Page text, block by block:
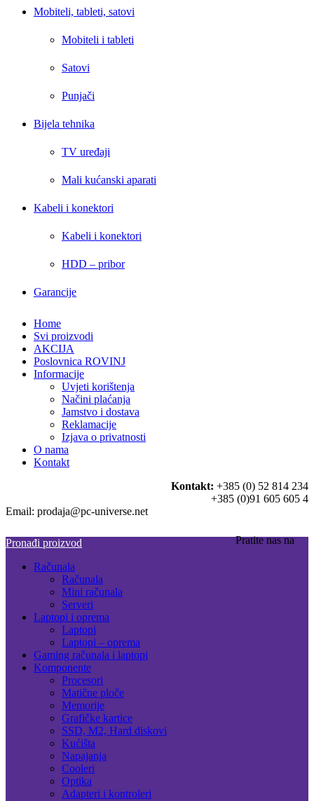
Mobiteli, tableti, satovi
Mobiteli i tableti
Satovi
Punjači
Bijela tehnika
TV uređaji
Mali kućanski aparati
Kabeli i konektori
Kabeli i konektori
HDD – pribor
Garancije
Home
Svi proizvodi
AKCIJA
Poslovnica ROVINJ
Informacije
Uvjeti korištenja
Načini plaćanja
Jamstvo i dostava
Reklamacije
Izjava o privatnosti
O nama
Kontakt
Kontakt: +385 (0) 52 814 234
+385 (0)91 605 605 4
Email: prodaja@pc-universe.net
Pratite nas na
Pronađi proizvod
Računala
Računala
Mini računala
Serveri
Laptopi i oprema
Laptopi
Laptopi – oprema
Gaming računala i laptopi
Komponente
Procesori
Matične ploče
Memorije
Grafičke kartice
SSD, M2, Hard diskovi
Kućišta
Napajanja
Cooleri
Optika
Adapteri i kontroleri